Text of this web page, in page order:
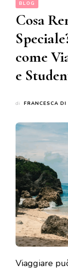
BLOG
Cosa
come
e
di FRANCESCA DI
Viaggiare